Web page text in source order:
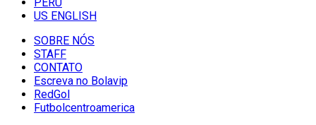
US ENGLISH
SOBRE NÓS
STAFF
CONTATO
Escreva no Bolavip
RedGol
Futbolcentroamerica